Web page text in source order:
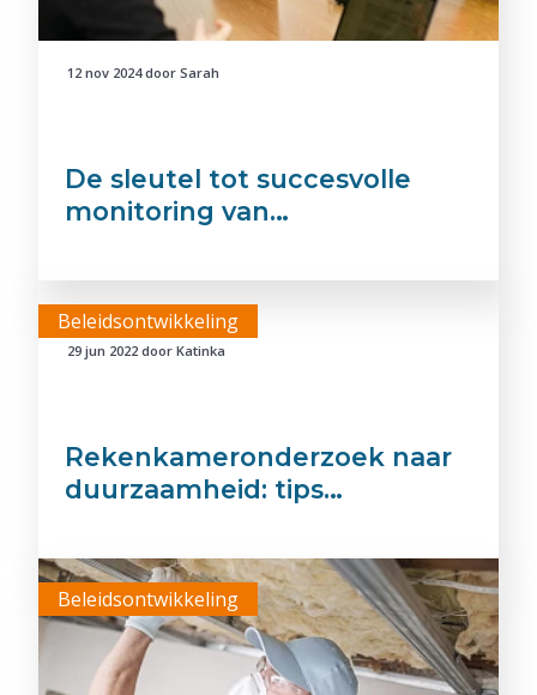
12 nov 2024door Sarah
De sleutel tot succesvolle
monitoring van…
Beleidsontwikkeling
29 jun 2022 door Katinka
Rekenkameronderzoek naar
duurzaamheid: tips…
Beleidsontwikkeling